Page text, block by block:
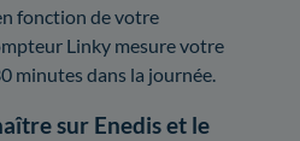
fonction de votre
Linky mesure votre
minutes dans la journée.
sur Enedis et le